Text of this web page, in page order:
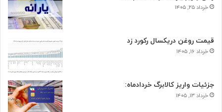
خرداد ۲۵, ۱۴۰۵
قیمت روغن دریکسال رکورد زد
خرداد ۱۶, ۱۴۰۵
جزئیات واریز کالابرگ خردادماه:
خرداد ۱۳, ۱۴۰۵